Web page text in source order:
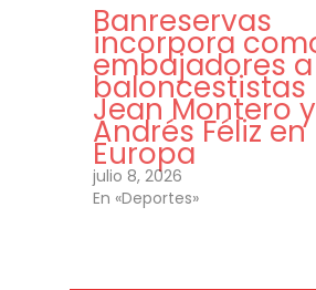
Banreservas
incorpora
embajadores a
baloncestistas
Jean Montero y
Andrés Féliz en
Europa
julio 8, 2026
En «Deportes»